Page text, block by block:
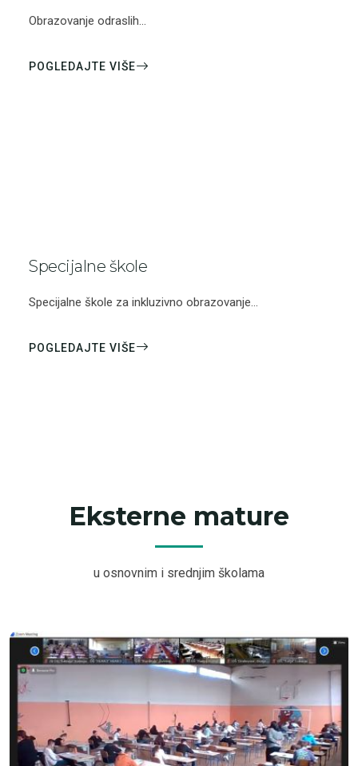
Obrazovanje odraslih...
POGLEDAJTE VIŠE
Specijalne škole
Specijalne škole za inkluzivno obrazovanje...
POGLEDAJTE VIŠE
Eksterne mature
u osnovnim i srednjim školama